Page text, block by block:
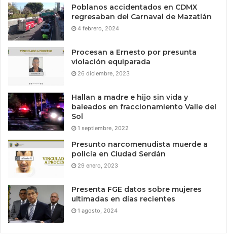
Poblanos accidentados en CDMX
regresaban del Carnaval de Mazatlán
4 febrero, 2024
Procesan a Ernesto por presunta
violación equiparada
26 diciembre, 2023
Hallan a madre e hijo sin vida y
baleados en fraccionamiento Valle del
Sol
1 septiembre, 2022
Presunto narcomenudista muerde a
policía en Ciudad Serdán
29 enero, 2023
Presenta FGE datos sobre mujeres
ultimadas en días recientes
1 agosto, 2024